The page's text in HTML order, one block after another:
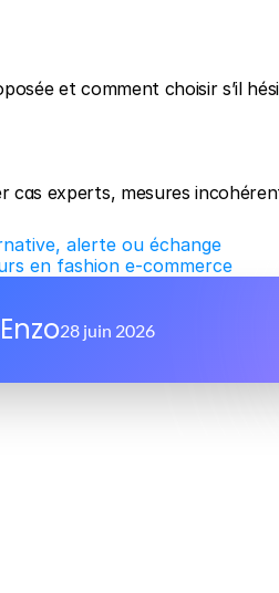
et comment choisir s’il
cas experts, mesures
alerte ou échange
en fashion e-commerce
Enzo28 juin 2026